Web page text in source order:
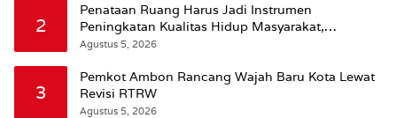
2
Penataan Ruang Harus Jadi Instrumen
Peningkatan Kualitas Hidup Masyarakat,
Wattimena: Revisi RT-RW Ditetapkan Pemkot
Agustus 5, 2026
3
Pemkot Ambon Rancang Wajah Baru Kota Lewat
Revisi RTRW
Agustus 5, 2026